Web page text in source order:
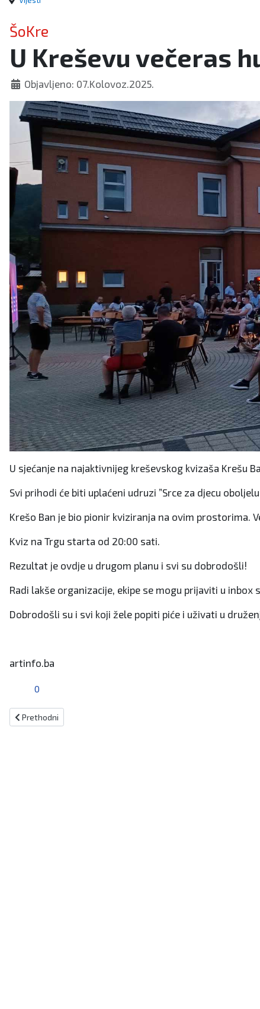
ŠoKre
U Kreševu večeras
Objavljeno: 07.Kolovoz.2025.
U sjećanje na najaktivnijeg kreševskog kvizaša Krešu
Svi prihodi će biti uplaćeni udruzi ”Srce za djecu oboljelu
Krešo Ban je bio pionir kviziranja na ovim prostorima.
Kviz na Trgu starta od 20:00 sati.
Rezultat je ovdje u drugom planu i svi su dobrodošli!
Radi lakše organizacije, ekipe se mogu prijaviti u inbox
Dobrodošli su i svi koji žele popiti piće i uživati u
artinfo.ba
0
Prethodni članak: JP VODOVOD I KANALIZACIJA Obavijest
Prethodni